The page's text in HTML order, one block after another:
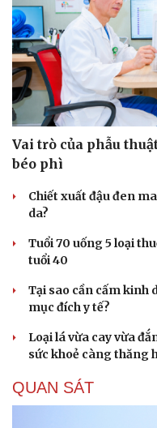
Du lịch
Săn Tour
check-in
Vai trò của phẫu
béo phì
Chiết xuất đậu đen
da?
Tuổi 70 uống 5 loại
tuổi 40
Tại sao cần cấm kinh
mục đích y tế?
Loại lá vừa cay vừa
sức khoẻ càng thăng
QUAN SÁT